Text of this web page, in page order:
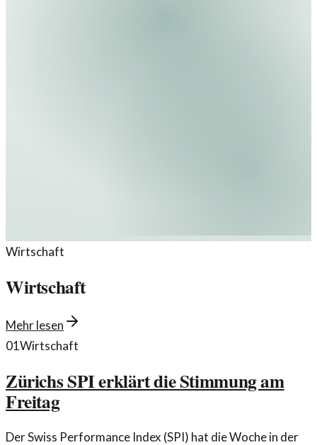
Wirtschaft
Wirtschaft
Mehr lesen
01Wirtschaft
Zürichs SPI erklärt die Stimmung am
Freitag
Der Swiss Performance Index (SPI) hat die Woche in der